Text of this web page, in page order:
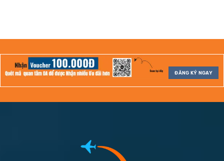
ĐĂNG KÝ NGAY